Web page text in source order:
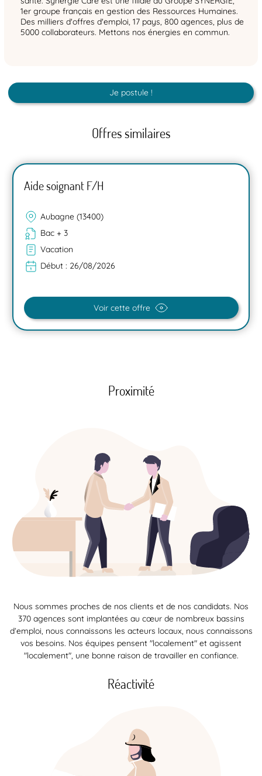
1er groupe français en gestion des Ressources Humaines.
Des milliers d'offres d'emploi, 17 pays, 800 agences, plus de
5000 collaborateurs. Mettons nos énergies en commun.
Je postule !
Offres similaires
Aide soignant F/H
Aubagne (13400)
Bac + 3
Vacation
Début : 26/08/2026
Voir cette offre
Proximité
Nous sommes proches de nos clients et de nos candidats. Nos
370 agences sont implantées au cœur de nombreux bassins
d’emploi, nous connaissons les acteurs locaux, nous connaissons
vos besoins. Nos équipes pensent "localement" et agissent
"localement", une bonne raison de travailler en confiance.
Réactivité